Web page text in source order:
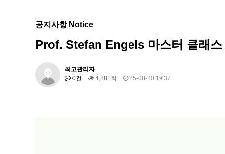
공지사항 Notice
Prof. Stefan Engels 마스터 클래
최고관리자
0건
4,881회 25-08-20 19:37